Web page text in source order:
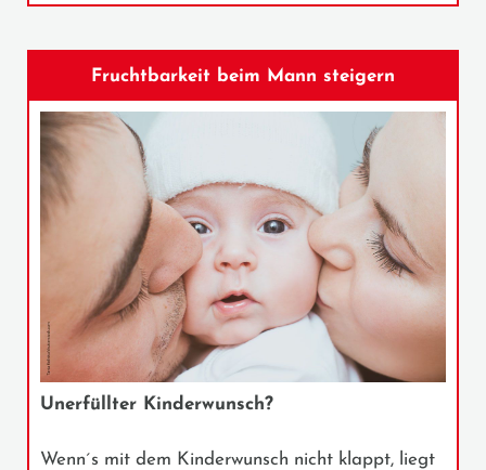
Fruchtbarkeit beim Mann steigern
Unerfüllter Kinderwunsch?
Wenn´s mit dem Kinderwunsch nicht klappt, liegt